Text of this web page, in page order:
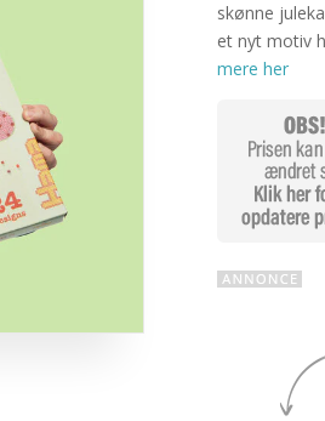
skønne
et nyt motiv
mere her